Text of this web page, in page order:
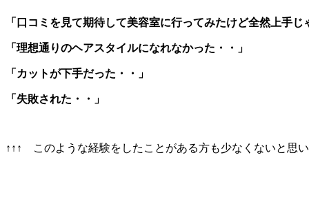
「口コミを見て期待して美容室に行ってみたけど全然上手じ
「理想通りのヘアスタイルになれなかった・・」
「カットが下手だった・・」
「失敗された・・」
↑↑↑ このような経験をしたことがある方も少なくないと思